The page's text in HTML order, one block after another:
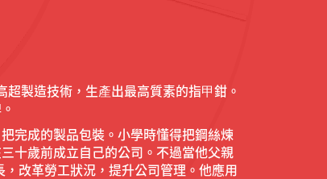
製造技術，生產出最高質素的指甲鉗。
完成的製品包裝。小學時懂得把鋼絲煉
十歲前成立自己的公司。不過當他父親
改革勞工狀況，提升公司管理。他應用